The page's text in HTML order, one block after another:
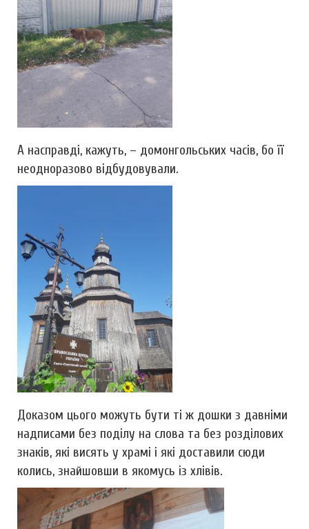
А насправді, кажуть, – домонгольських часів, бо її
неодноразово відбудовували.
Доказом цього можуть бути ті ж дошки з давніми
надписами без поділу на слова та без розділових
знаків, які висять у храмі і які доставили сюди
колись, знайшовши в якомусь із хлівів.